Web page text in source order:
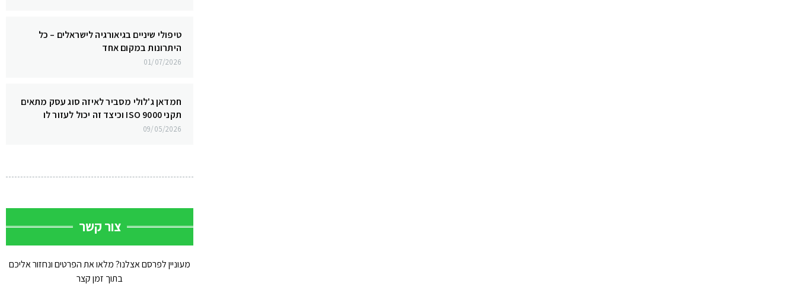
טיפולי שיניים בגיאורגיה לישראלים – כל
היתרונות במקום אחד
01/07/2026
חמדאן ג'לולי מסביר לאיזה סוג עסק מתאים
תקני ISO 9000 וכיצד זה יכול לעזור לו
09/05/2026
צור קשר
מעוניין לפרסם אצלנו? מלאו את הפרטים ונחזור אליכם
בתוך זמן קצר